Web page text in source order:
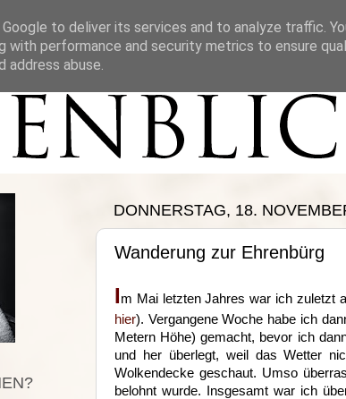
DONNERSTAG, 18.
Wanderung zur Ehrenbürg
Im Mai letzten Jahres war ich zuletzt
hier). Vergangene Woche habe ich
Metern Höhe) gemacht, bevor ich
und her überlegt, weil das Wetter
Wolkendecke geschaut. Umso
belohnt wurde. Insgesamt war ich
to deliver its services and to analyze traffic.
with performance and security metrics to ensure
abuse.